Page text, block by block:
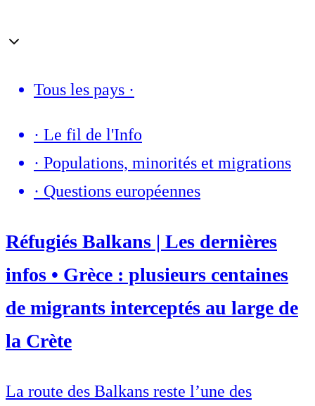
Tous les pays ·
· Le fil de l'Info
· Populations, minorités et migrations
· Questions européennes
Réfugiés Balkans | Les dernières
infos • Grèce : plusieurs centaines
de migrants interceptés au large de
la Crète
La route des Balkans reste l’une des